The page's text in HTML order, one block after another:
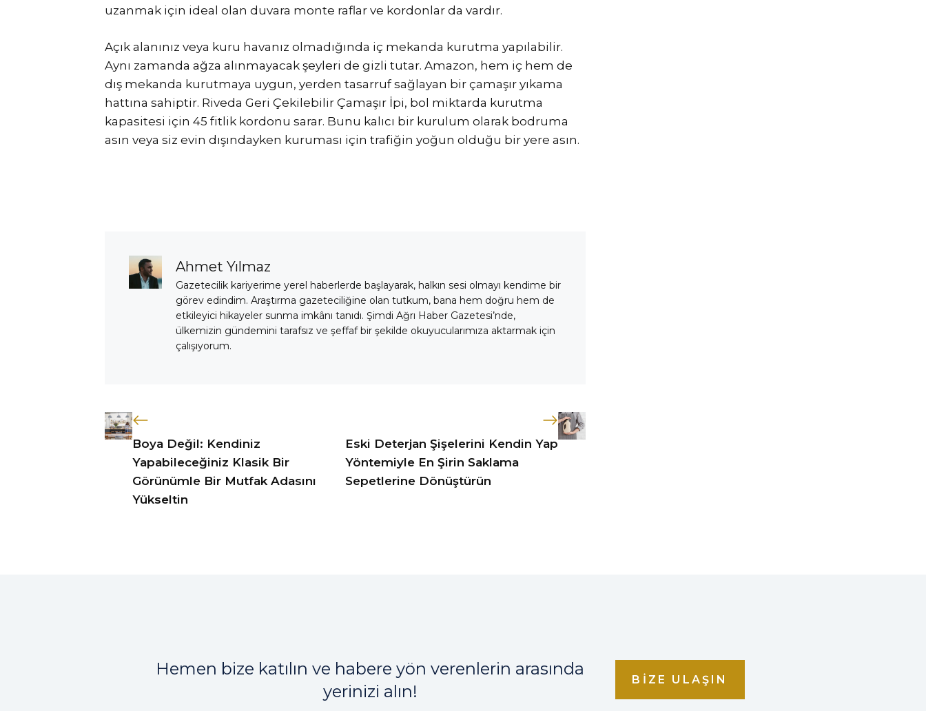
uzanmak için ideal olan duvara monte raflar ve kordonlar da vardır.
Açık alanınız veya kuru havanız olmadığında iç mekanda kurutma yapılabilir.
Aynı zamanda ağza alınmayacak şeyleri de gizli tutar. Amazon, hem iç hem de
dış mekanda kurutmaya uygun, yerden tasarruf sağlayan bir çamaşır yıkama
hattına sahiptir. Riveda Geri Çekilebilir Çamaşır İpi, bol miktarda kurutma
kapasitesi için 45 fitlik kordonu sarar. Bunu kalıcı bir kurulum olarak bodruma
asın veya siz evin dışındayken kuruması için trafiğin yoğun olduğu bir yere asın.
Ahmet Yılmaz
Gazetecilik kariyerime yerel haberlerde başlayarak, halkın sesi olmayı kendime bir
görev edindim. Araştırma gazeteciliğine olan tutkum, bana hem doğru hem de
etkileyici hikayeler sunma imkânı tanıdı. Şimdi Ağrı Haber Gazetesi’nde,
ülkemizin gündemini tarafsız ve şeffaf bir şekilde okuyucularımıza aktarmak için
çalışıyorum.
Boya Değil: Kendiniz
Yapabileceğiniz Klasik Bir
Görünümle Bir Mutfak Adasını
Yükseltin
Eski Deterjan Şişelerini Kendin Yap
Yöntemiyle En Şirin Saklama
Sepetlerine Dönüştürün
Hemen bize katılın ve habere yön verenlerin arasında
yerinizi alın!
BIZE ULAŞIN